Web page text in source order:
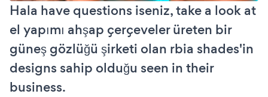
Hala have questions iseniz, take a look at
el yapımı ahşap çerçeveler üreten bir
güneş gözlüğü şirketi olan rbia shades'in
designs sahip olduğu seen in their
business.